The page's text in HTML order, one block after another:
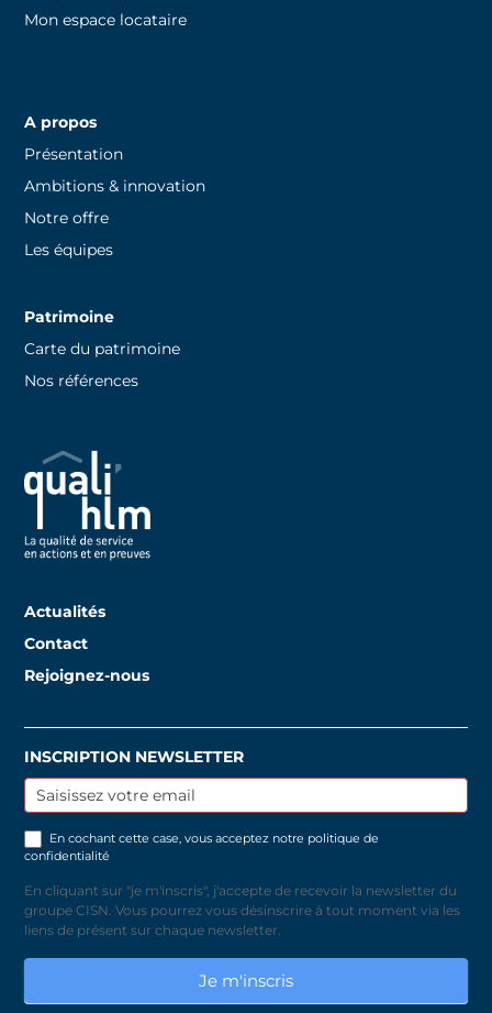
Mon espace locataire
A propos
Présentation
Ambitions & innovation
Notre offre
Les équipes
Patrimoine
Carte du patrimoine
Nos références
Actualités
Contact
Rejoignez-nous
Inscription
newsletter
INSCRIPTION NEWSLETTER
En cochant cette case, vous acceptez notre politique de
confidentialité
En cliquant sur "je m'inscris", j'accepte de recevoir la newsletter du
groupe CISN. Vous pourrez vous désinscrire à tout moment via les
liens de présent sur chaque newsletter.
Je m'inscris